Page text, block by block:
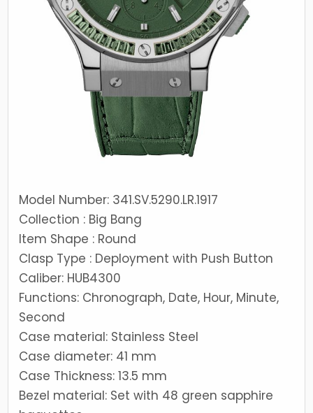
Model Number: 341.SV.5290.LR.1917
Collection : Big Bang
Item Shape : Round
Clasp Type : Deployment with Push Button
Caliber: HUB4300
Functions: Chronograph, Date, Hour, Minute,
Second
Case material: Stainless Steel
Case diameter: 41 mm
Case Thickness: 13.5 mm
Bezel material: Set with 48 green sapphire